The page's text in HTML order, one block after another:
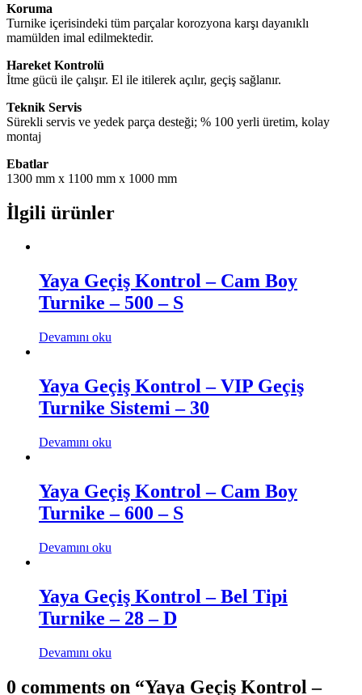
Koruma
Turnike içerisindeki tüm parçalar korozyona karşı dayanıklı
mamülden imal edilmektedir.
Hareket Kontrolü
İtme gücü ile çalışır. El ile itilerek açılır, geçiş sağlanır.
Teknik Servis
Sürekli servis ve yedek parça desteği; % 100 yerli üretim, kolay
montaj
Ebatlar
1300 mm x 1100 mm x 1000 mm
İlgili ürünler
Yaya Geçiş Kontrol – Cam Boy
Turnike – 500 – S
Devamını oku
Yaya Geçiş Kontrol – VIP Geçiş
Turnike Sistemi – 30
Devamını oku
Yaya Geçiş Kontrol – Cam Boy
Turnike – 600 – S
Devamını oku
Yaya Geçiş Kontrol – Bel Tipi
Turnike – 28 – D
Devamını oku
0 comments on “Yaya Geçiş Kontrol –